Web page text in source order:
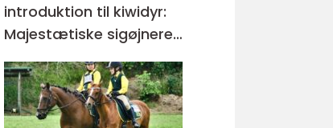
introduktion til kiwidyr:
Majestætiske sigøjnere i
New Zealands
regnskove